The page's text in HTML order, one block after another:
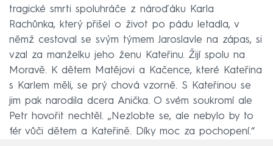
tragické smrti spoluhráče z nároďáku Karla
Rachůnka, který přišel o život po pádu letadla, v
němž cestoval se svým týmem Jaroslavle na zápas, si
vzal za manželku jeho ženu Kateřinu. Žijí spolu na
Moravě. K dětem Matějovi a Kačence, které Kateřina
s Karlem měli, se prý chová vzorně. S Kateřinou se
jim pak narodila dcera Anička. O svém soukromí ale
Petr hovořit nechtěl. „Nezlobte se, ale nebylo by to
fér vůči dětem a Kateřině. Díky moc za pochopení.“